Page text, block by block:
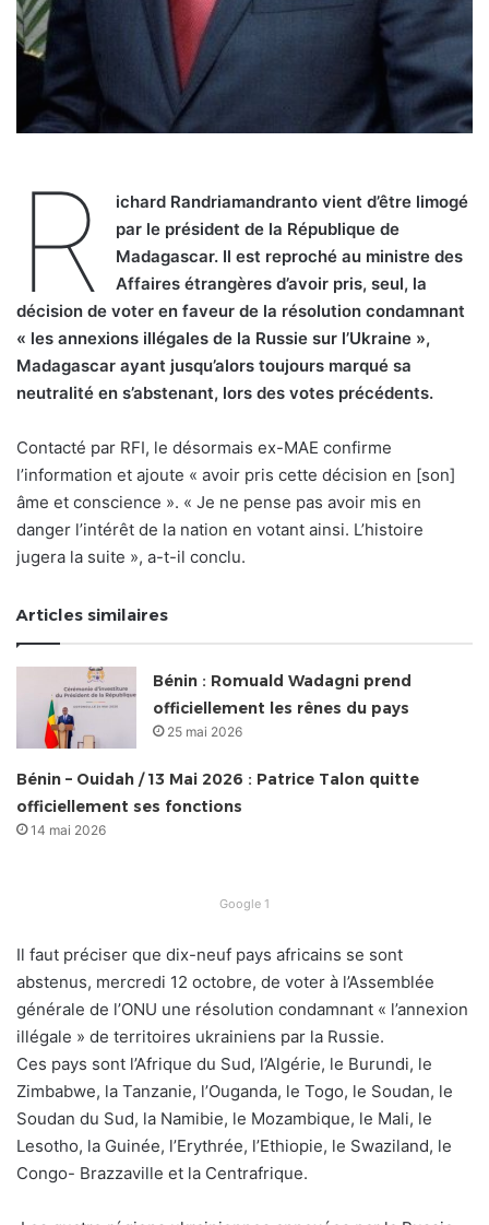
R
ichard Randriamandranto vient d’être limogé
par le président de la République de
Madagascar. Il est reproché au ministre des
Affaires étrangères d’avoir pris, seul, la
décision de voter en faveur de la résolution condamnant
« les annexions illégales de la Russie sur l’Ukraine »,
Madagascar ayant jusqu’alors toujours marqué sa
neutralité en s’abstenant, lors des votes précédents.
Contacté par RFI, le désormais ex-MAE confirme
l’information et ajoute « avoir pris cette décision en [son]
âme et conscience ». « Je ne pense pas avoir mis en
danger l’intérêt de la nation en votant ainsi. L’histoire
jugera la suite », a-t-il conclu.
Articles similaires
Bénin : Romuald Wadagni prend
officiellement les rênes du pays
25 mai 2026
Bénin – Ouidah / 13 Mai 2026 : Patrice Talon quitte
officiellement ses fonctions
14 mai 2026
Google 1
Il faut préciser que dix-neuf pays africains se sont
abstenus, mercredi 12 octobre, de voter à l’Assemblée
générale de l’ONU une résolution condamnant « l’annexion
illégale » de territoires ukrainiens par la Russie.
Ces pays sont l’Afrique du Sud, l’Algérie, le Burundi, le
Zimbabwe, la Tanzanie, l’Ouganda, le Togo, le Soudan, le
Soudan du Sud, la Namibie, le Mozambique, le Mali, le
Lesotho, la Guinée, l’Erythrée, l’Ethiopie, le Swaziland, le
Congo- Brazzaville et la Centrafrique.